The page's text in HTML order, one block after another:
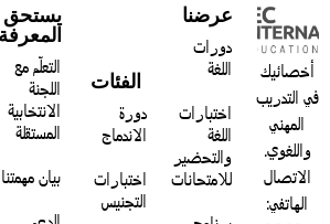
التدريب
المهني
واللغوي.
الاتصال
الهاتفي:
عرضنا
دورات
اللغة
اختبارات
اللغة
والتحضير
للامتحانات
الفئات
دورة
الاندماج
اختبارات
التجنيس
يستحق
المعرفة
التعلّم مع
اللجنة
الانتخابية
المستقلة
بيان مهمتنا